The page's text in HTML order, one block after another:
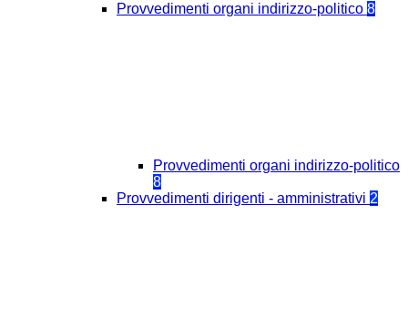
Provvedimenti organi indirizzo-politico 8
Provvedimenti organi indirizzo-politico
8
Provvedimenti dirigenti - amministrativi 2